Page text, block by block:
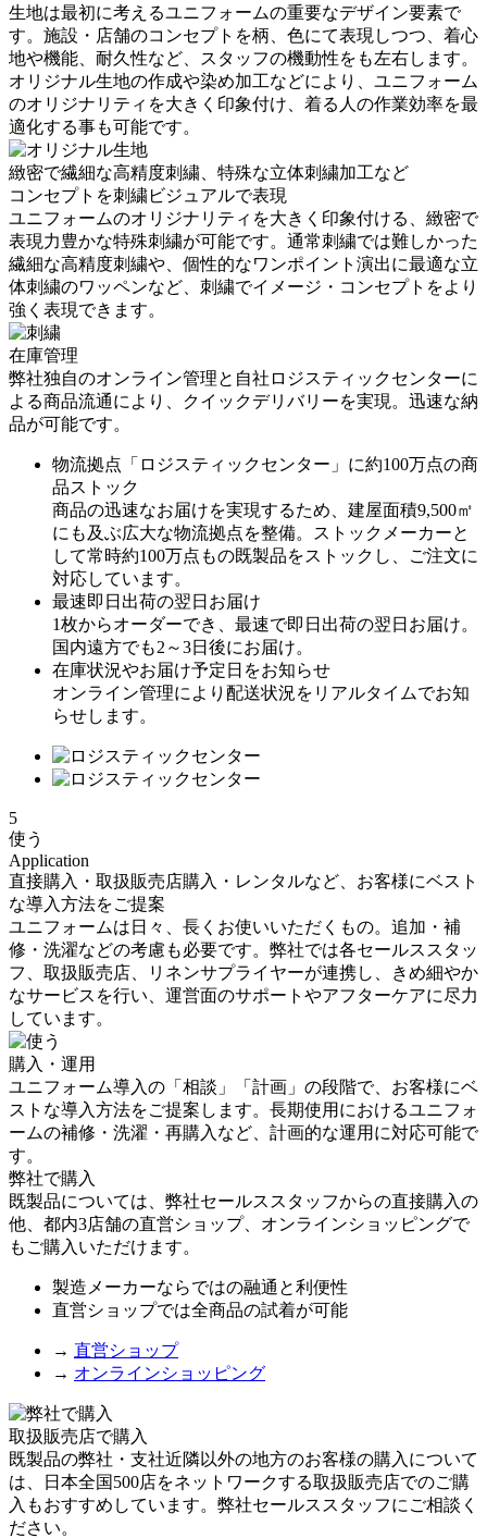
生地は最初に考えるユニフォームの重要なデザイン要素で
す。施設・店舗のコンセプトを柄、色にて表現しつつ、着心
地や機能、耐久性など、スタッフの機動性をも左右します。
オリジナル生地の作成や染め加工などにより、ユニフォーム
のオリジナリティを大きく印象付け、着る人の作業効率を最
適化する事も可能です。
緻密で繊細な高精度刺繍、特殊な立体刺繍加工など
コンセプトを刺繍ビジュアルで表現
ユニフォームのオリジナリティを大きく印象付ける、緻密で
表現力豊かな特殊刺繍が可能です。通常刺繍では難しかった
繊細な高精度刺繍や、個性的なワンポイント演出に最適な立
体刺繍のワッペンなど、刺繍でイメージ・コンセプトをより
強く表現できます。
在庫管理
弊社独自のオンライン管理と自社ロジスティックセンターに
よる商品流通により、クイックデリバリーを実現。迅速な納
品が可能です。
物流拠点「ロジスティックセンター」に約100万点の商
品ストック
商品の迅速なお届けを実現するため、建屋面積9,500㎡
にも及ぶ広大な物流拠点を整備。ストックメーカーと
して常時約100万点もの既製品をストックし、ご注文に
対応しています。
最速即日出荷の翌日お届け
1枚からオーダーでき、最速で即日出荷の翌日お届け。
国内遠方でも2～3日後にお届け。
在庫状況やお届け予定日をお知らせ
オンライン管理により配送状況をリアルタイムでお知
らせします。
5
使う
Application
直接購入・取扱販売店購入・レンタルなど、お客様にベスト
な導入方法をご提案
ユニフォームは日々、長くお使いいただくもの。追加・補
修・洗濯などの考慮も必要です。弊社では各セールススタッ
フ、取扱販売店、リネンサプライヤーが連携し、きめ細やか
なサービスを行い、運営面のサポートやアフターケアに尽力
しています。
購入・運用
ユニフォーム導入の「相談」「計画」の段階で、お客様にベ
ストな導入方法をご提案します。長期使用におけるユニフォ
ームの補修・洗濯・再購入など、計画的な運用に対応可能で
す。
弊社で購入
既製品については、弊社セールススタッフからの直接購入の
他、都内3店舗の直営ショップ、オンラインショッピングで
もご購入いただけます。
製造メーカーならではの融通と利便性
直営ショップでは全商品の試着が可能
→ 直営ショップ
→ オンラインショッピング
取扱販売店で購入
既製品の弊社・支社近隣以外の地方のお客様の購入について
は、日本全国500店をネットワークする取扱販売店でのご購
入もおすすめしています。弊社セールススタッフにご相談く
ださい。